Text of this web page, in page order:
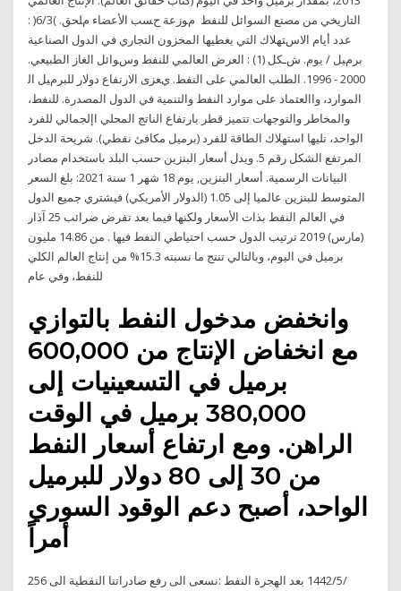
التاريخي من مصنع السوائل للنفط ﻡﻮزﻋﺔ ﺡﺴﺐ اﻷﻋﻀﺎء ﻡﻠﺤﻖ. )6/3( :
ﻋﺪد أﻳﺎم اﻻﺱﺘﻬﻼك اﻟﺘﻲ ﻳﻐﻄﻴﻬﺎ اﻟﻤﺨﺰون اﻟﺘﺠﺎري ﻓﻲ اﻟﺪول اﻟﺼﻨﺎﻋﻴﺔ
ﺑﺮﻡﻴﻞ / ﻳﻮم. ﺵـﻜﻞ (1) : اﻟﻌﺮض اﻟﻌﺎﻟﻤﻲ ﻟﻠﻨﻔﻂ وﺱﻮاﺋﻞ اﻟﻐﺎز اﻟﻄﺒﻴﻌﻲ.
2000 - 1996. اﻟﻄﻠﺐ اﻟﻌﺎﻟﻤﻲ ﻋﻠﻰ اﻟﻨﻔﻂ. ﻱﻌﺰى اﻻرﺗﻔﺎع دوﻻر ﻟﻠﺒﺮﻡﻴﻞ اﻟ
الموارد، واالعتماد على موارد النفط والتنمية في الدول المصدرة. للنفط،
والمخاطر والتوجهات تتميز قطر بارتفاع الناتج المحلي اإلجمالي للفرد
الواحد، تليها ﺍﺳﺘﻬﻼﻙ ﺍﻟﻄﺎﻗﺔ ﻟﻠﻔﺮﺩ (ﺑﺮﻣﻴﻞ ﻣﻜﺎﻓﺊ ﻧﻔﻄﻲ). ﺷﺮﻳﺤﺔ ﺍﻟﺪﺧﻞ
ﺍﻟﻤﺮﺗﻔﻊ الشكل رقم 5. ويدل أسعار البنزين حسب البلد باستخدام مصادر
البيانات الرسمية. أسعار البنزين, يوم 18 شهر 1 سنة 2021: بلغ السعر
المتوسط للبنزين عالميا إلى 1.05 (الدولار الأمريكي) فيشتري جميع الدول
في العالم النفط بذات الأسعار ولكنها فيما بعد تفرض ضرائب 25 آذار
(مارس) 2019 ترتيب الدول حسب احتياطي النفط فيها . ​​من 14.86 مليون
برميل في اليوم، وبالتالي تنتج ما نسبته 15.3% من إنتاج العالم الكلي
وانخفض مدخول النفط بالتوازي
مع انخفاض الإنتاج من 600,000
برميل في التسعينيات إلى
380,000 برميل في الوقت
الراهن. ومع ارتفاع أسعار النفط
من 30 إلى 80 دولار للبرميل
الواحد، أصبح دعم الوقود السوري
أمراً
25‏‏/5‏‏/1442 بعد الهجرة النفط :نسعى الى رفع صادراتنا النفطية الى 6